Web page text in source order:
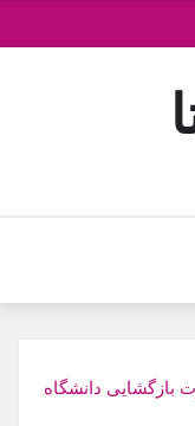
بازگشایی دانشگاه